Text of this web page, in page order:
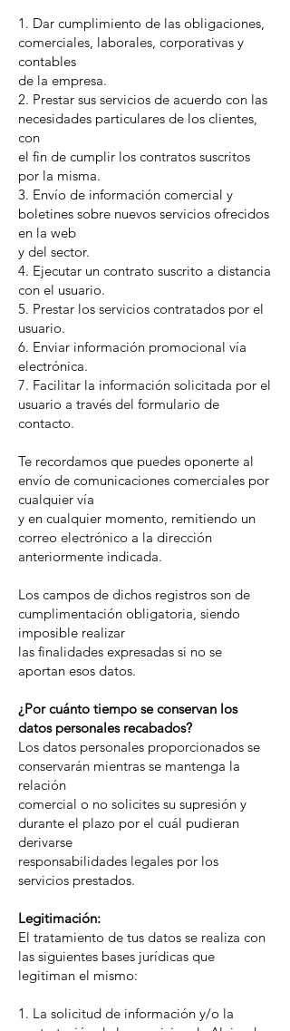
1. Dar cumplimiento de las obligaciones,
comerciales, laborales, corporativas y
contables
de la empresa.
2. Prestar sus servicios de acuerdo con las
necesidades particulares de los clientes,
con
el fin de cumplir los contratos suscritos
por la misma.
3. Envío de información comercial y
boletines sobre nuevos servicios ofrecidos
en la web
y del sector.
4. Ejecutar un contrato suscrito a distancia
con el usuario.
5. Prestar los servicios contratados por el
usuario.
6. Enviar información promocional vía
electrónica.
7. Facilitar la información solicitada por el
usuario a través del formulario de
contacto.
Te recordamos que puedes oponerte al
envío de comunicaciones comerciales por
cualquier vía
y en cualquier momento, remitiendo un
correo electrónico a la dirección
anteriormente indicada.
Los campos de dichos registros son de
cumplimentación obligatoria, siendo
imposible realizar
las finalidades expresadas si no se
aportan esos datos.
¿Por cuánto tiempo se conservan los
datos personales recabados?
Los datos personales proporcionados se
conservarán mientras se mantenga la
relación
comercial o no solicites su supresión y
durante el plazo por el cuál pudieran
derivarse
responsabilidades legales por los
servicios prestados.
Legitimación:
El tratamiento de tus datos se realiza con
las siguientes bases jurídicas que
legitiman el mismo:
1. La solicitud de información y/o la